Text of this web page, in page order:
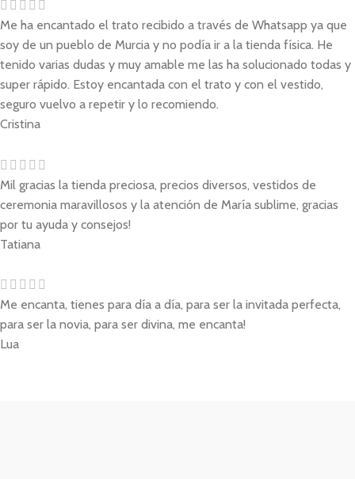
Me ha encantado el trato recibido a través de Whatsapp ya que
soy de un pueblo de Murcia y no podía ir a la tienda física. He
tenido varias dudas y muy amable me las ha solucionado todas y
super rápido. Estoy encantada con el trato y con el vestido,
seguro vuelvo a repetir y lo recomiendo.
Cristina
Mil gracias la tienda preciosa, precios diversos, vestidos de
ceremonia maravillosos y la atención de María sublime, gracias
por tu ayuda y consejos!
Tatiana
Me encanta, tienes para día a día, para ser la invitada perfecta,
para ser la novia, para ser divina, me encanta!
Lua